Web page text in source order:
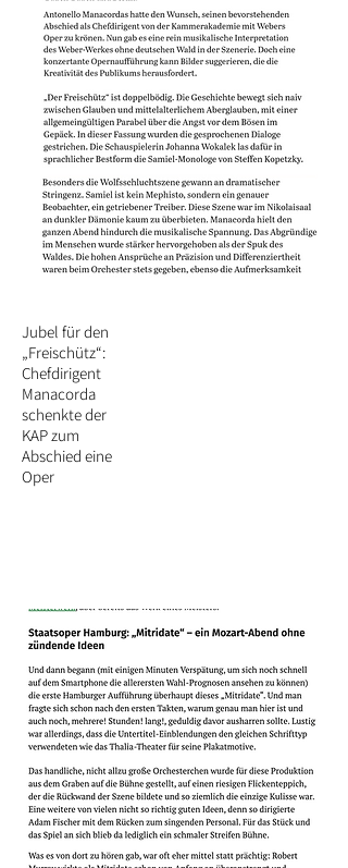
Jubel für den
„Freischütz“:
Chefdirigent
Manacorda
schenkte der
KAP zum
Abschied eine
Oper